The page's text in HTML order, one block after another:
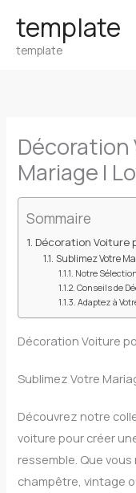
contenu
template
template
Décoration
Mariage |
Sommaire
Décoration Voiture
Sublimez Votre
Notre
Conseils de
Adaptez à
Décoration Voiture
Sublimez Votre
Découvrez notre
voiture pour créer
ressemble. Que vous
champêtre, vintage